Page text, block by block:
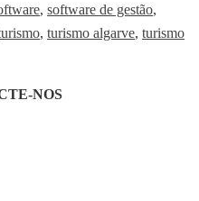
, software de gestão,
, turismo algarve, turismo
NOS